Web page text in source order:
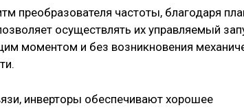
преобразователя частоты, благодаря
осуществлять их управляемый
моментом и без возникновения
инверторы обеспечивают хорошее